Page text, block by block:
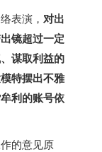
表演， 对出
镜超过一定
谋取利益的
特摆出不雅
利的账号依
的意见原